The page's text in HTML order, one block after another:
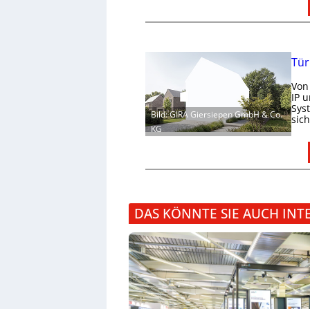
Bild: GIRA Giersiepen GmbH & Co.
KG
IP
DAS KÖNNTE SIE AUCH